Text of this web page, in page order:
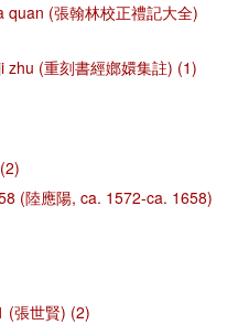
(張翰林校正禮記大全)
(重刻書經嫏嬛集註) (1)
(陸應陽, ca. 1572-ca. 1658)
(張世賢) (2)